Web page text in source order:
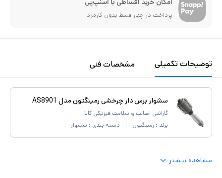
امکان خرید اقساطی با اسنپ‌پی
پرداخت در چهار قسط بدون کارمزد
توضیحات تکمیلی مشخصات فنی
سشوار برس دار چرخشی رمینگتون مدل AS8901
گارانتی اصالت و سلامت فیزیکی کالا
برند : رمینگتون دسته بندی : سشوار
مشاهده بیشتر